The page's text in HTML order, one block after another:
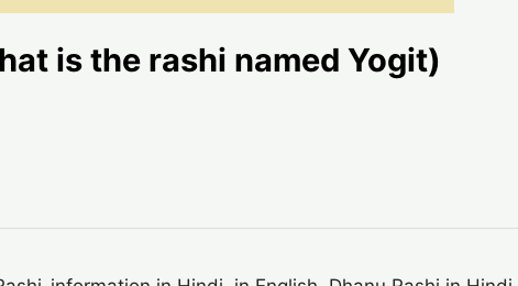
is the rashi named Yogit)